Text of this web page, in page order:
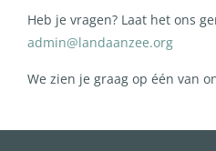
Heb je vragen? Laat het ons
admin@landaanzee.org
We zien je graag op één van